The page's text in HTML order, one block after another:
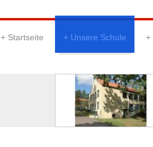
Startseite Unsere Schule